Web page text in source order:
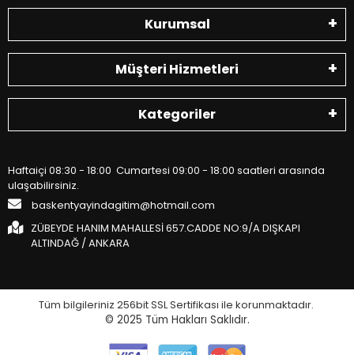
Kurumsal
Müşteri Hizmetleri
Kategoriler
Haftaiçi 08:30 - 18:00 Cumartesi 09:00 - 18:00 saatleri arasında
ulaşabilirsiniz.
baskentyayindagitim@hotmail.com
ZÜBEYDE HANIM MAHALLESİ 657.CADDE NO:9/A DIŞKAPI
ALTINDAĞ / ANKARA
Tüm bilgileriniz 256bit SSL Sertifikası ile korunmaktadır.
© 2025 Tüm Hakları Saklıdır.